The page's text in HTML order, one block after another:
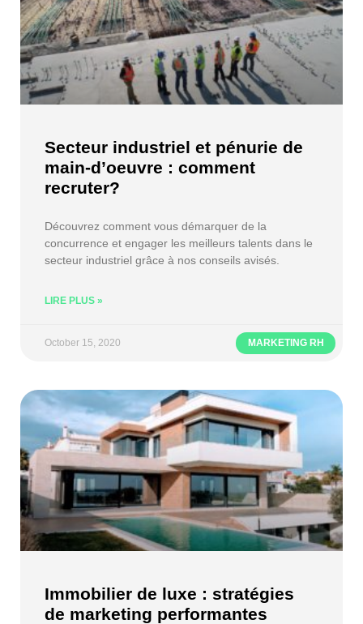
MARKETING RH
Secteur industriel et pénurie de
main-d’oeuvre : comment
recruter?
Découvrez comment vous démarquer de la
concurrence et engager les meilleurs talents dans le
secteur industriel grâce à nos conseils avisés.
LIRE PLUS »
October 15, 2020
Immobilier de luxe : stratégies
de marketing performantes